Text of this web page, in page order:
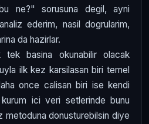
ne?" sorusuna degil, ayni
ederim, nasil dogrularim,
da hazirlar.
basina okunabilir olacak
ilk kez karsilasan biri temel
once calisan biri ise kendi
ici veri setlerinde bunu
metoduna donusturebilsin diye